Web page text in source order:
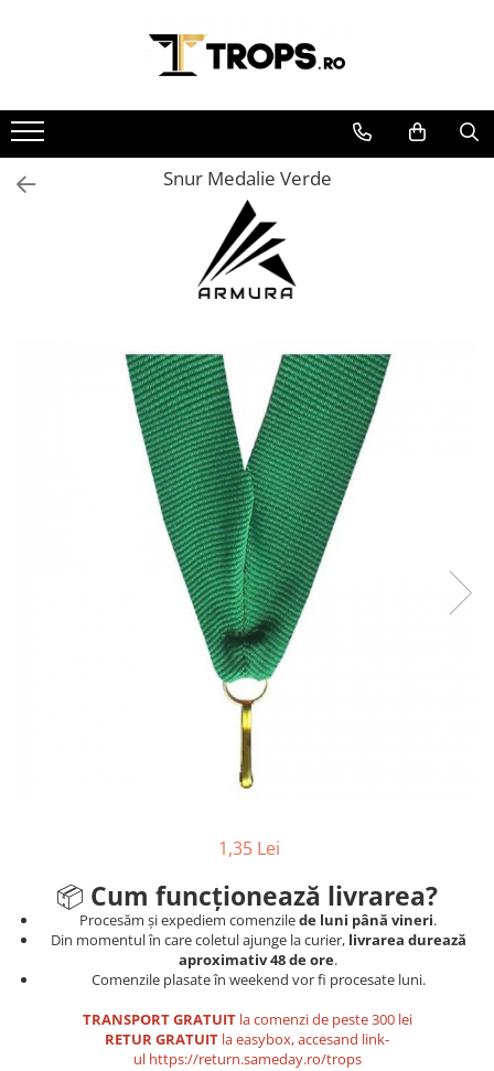
Sporturi
Arte Martiale
Atletism
Personalizari Cupe
Medalii
Medalii Non-Tematice
Accesorii Medalii
Snur Medalie Verde
1,35 Lei
📦 Cum funcționează livrarea?
Procesăm și expediem comenzilede luni până vineri.
Din momentul în care coletul ajunge la curier, livrarea durează
aproximativ 48 de ore.
Comenzile plasate în weekend vor fi procesate luni.
TRANSPORT GRATUITla comenzi de peste 300 lei
RETUR GRATUIT la easybox, accesand link-
ul https://return.sameday.ro/trops